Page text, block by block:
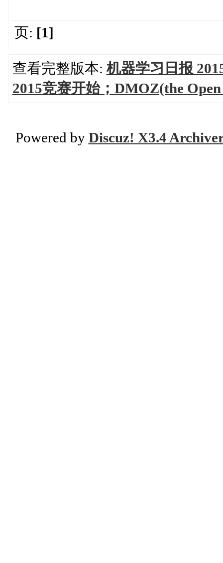
页: [1]
查看完整版本: 机器学习日报
2015竞赛开始；DMOZ(the
Powered by Discuz! X3.4